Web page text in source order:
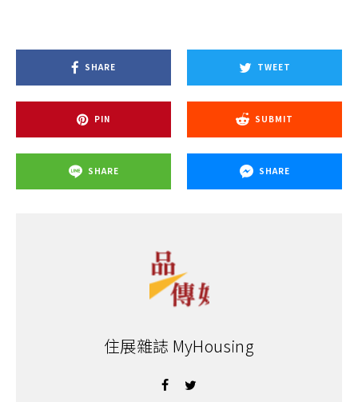
SHARE TWEET
PIN SUBMIT
SHARE SHARE
住展雜誌 MyHousing